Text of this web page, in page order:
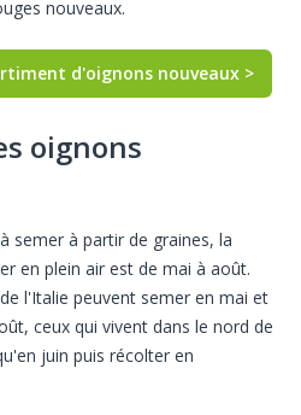
nouveaux.
d'oignons nouveaux >
oignons
semer à partir de graines, la
en plein air est de mai à août.
l'Italie peuvent semer en mai et
ceux qui vivent dans le nord de
juin puis récolter en